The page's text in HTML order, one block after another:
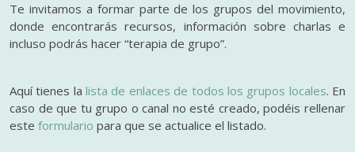
Te invitamos a formar parte de los grupos del movimiento,
donde encontrarás recursos, información sobre charlas e
incluso podrás hacer “terapia de grupo”.
Aquí tienes lalista de enlaces de todos los grupos locales. En
caso de que tu grupo o canal no esté creado, podéis rellenar
este formulario para que se actualice el listado.